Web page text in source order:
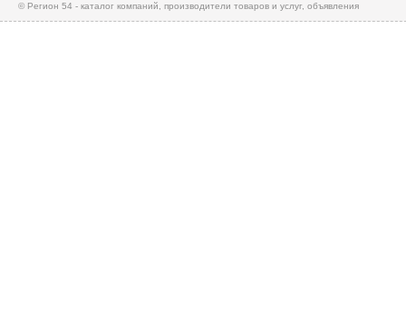
© Регион 54 - каталог компаний, производители товаров и услуг, объявления